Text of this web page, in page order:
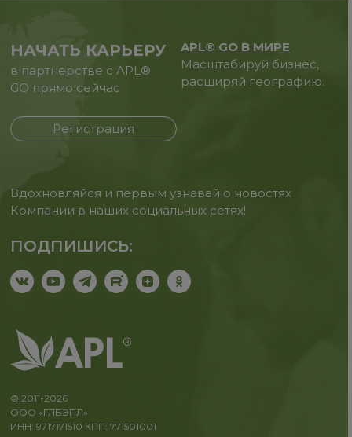
НАЧАТЬ КАРЬЕРУ
в партнерстве с APL®
GO прямо сейчас
Регистрация
APL® GO В МИРЕ
Масштабируй бизнес,
расширяй географию.
Вдохновляйся и первым узнавай о новостях
Компании в наших социальных сетях!
ПОДПИШИСЬ:
© 2011-2026
ООО «ГЛБЭПЛ»
ИНН: 9717171510 КПП: 771501001